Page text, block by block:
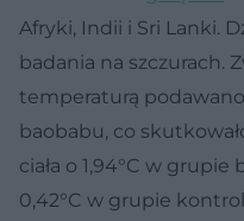
Afryki, Indii i Sri Lanki.
badania na szczurach.
temperaturą
baobabu, co
ciała o 1,94°C w
0,42°C w grupie